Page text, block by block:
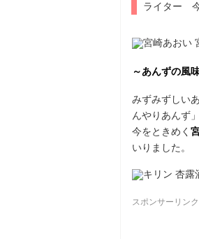
ライター
～あんずの風
みずみずしい
んやりあんず
今をときめく
いりました。
スポンサーリンク